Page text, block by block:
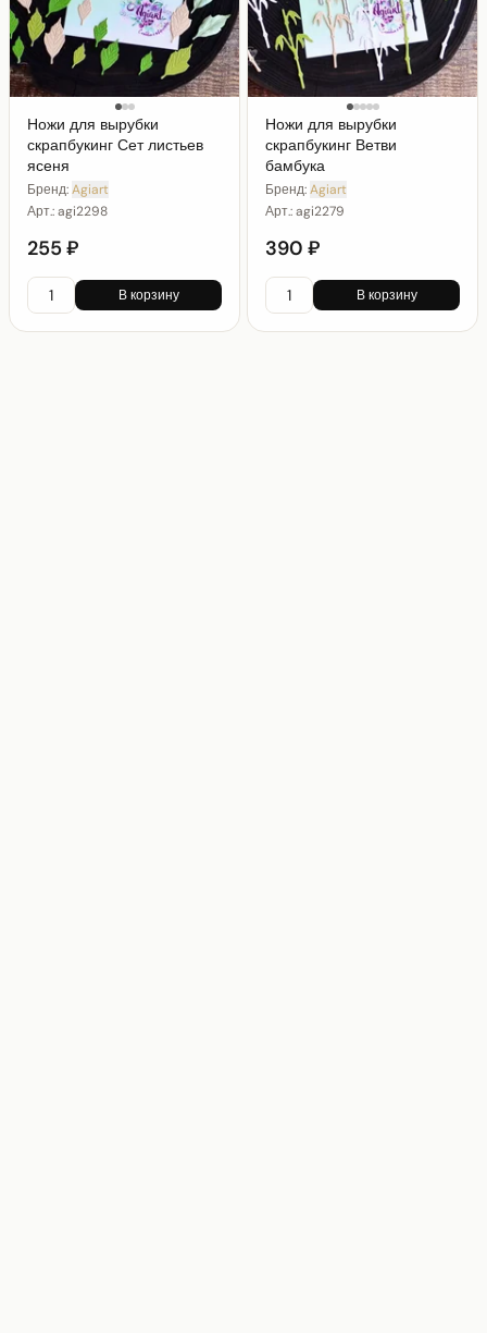
Ножи для вырубки
скрапбукинг Сет листьев
ясеня
Бренд:Agiart
Арт.:agi2298
255 ₽
В корзину
Ножи для вырубки
скрапбукинг Ветви
бамбука
Бренд:Agiart
Арт.:agi2279
390 ₽
В корзину